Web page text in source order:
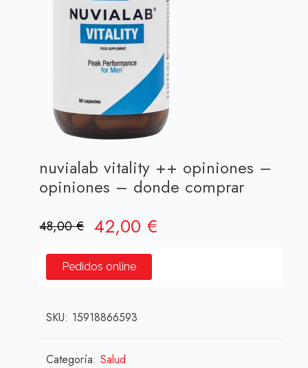
nuvialab vitality ++ opiniones –
opiniones – donde comprar
48,00€ El
original
era:
48,00 €.
42,00€
Pedidos online
SKU: 15918866593
Categoría:Salud